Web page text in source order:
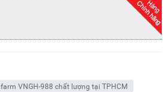
VNGH-988 chất lượng tại TPHCM